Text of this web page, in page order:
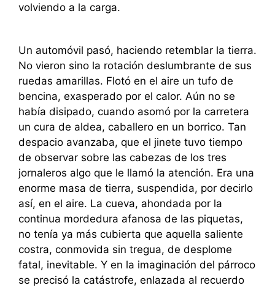
volviendo a la carga.
Un automóvil pasó, haciendo retemblar la tierra.
No vieron sino la rotación deslumbrante de sus
ruedas amarillas. Flotó en el aire un tufo de
bencina, exasperado por el calor. Aún no se
había disipado, cuando asomó por la carretera
un cura de aldea, caballero en un borrico. Tan
despacio avanzaba, que el jinete tuvo tiempo
de observar sobre las cabezas de los tres
jornaleros algo que le llamó la atención. Era una
enorme masa de tierra, suspendida, por decirlo
así, en el aire. La cueva, ahondada por la
continua mordedura afanosa de las piquetas,
no tenía ya más cubierta que aquella saliente
costra, conmovida sin tregua, de desplome
fatal, inevitable. Y en la imaginación del párroco
se precisó la catástrofe, enlazada al recuerdo